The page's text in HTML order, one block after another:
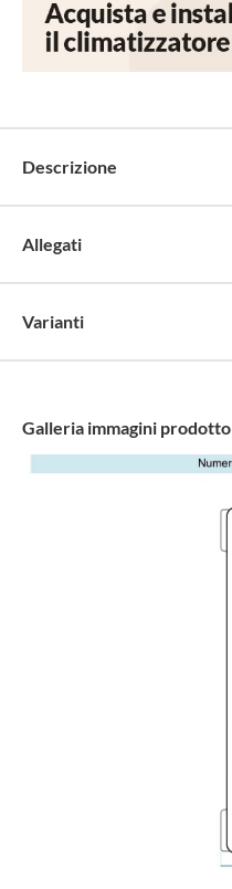
Descrizione
Allegati
Varianti
Galleria immagini prodotto